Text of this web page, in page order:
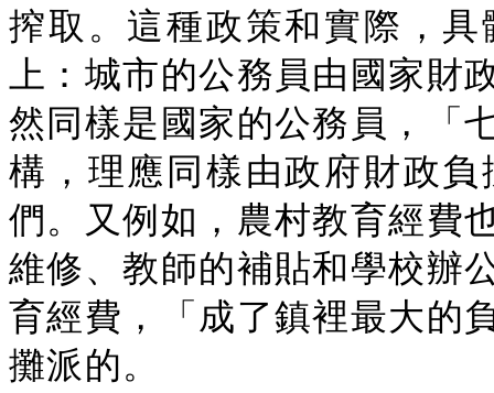
搾取。這種政策和實際，
上：城市的公務員由國家財
然同樣是國家的公務員，「
構，理應同樣由政府財政
們。又例如，農村教育經費
維修、教師的補貼和學校辦
育經費，「成了鎮裡最大的
攤派的。